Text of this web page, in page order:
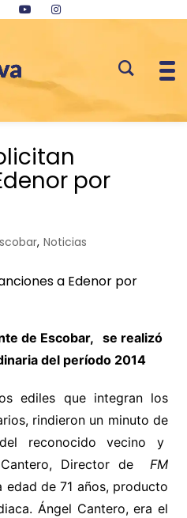
por
, Noticias
de Escobar, se realizó
del período 2014
ediles que integran los
rindieron un minuto de
reconocido vecino y
Cantero, Director deFM
de 71 años, producto
Ángel Cantero, era el